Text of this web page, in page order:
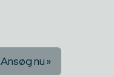
Ansøg nu »